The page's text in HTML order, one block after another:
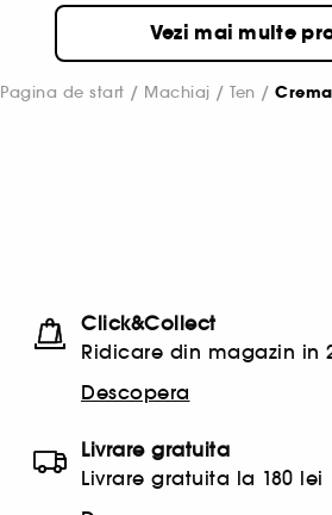
Vezi mai multe
Pagina de start Machiaj Ten
Click&Collect
Ridicare din magazin in
Descopera
Livrare gratuita
Livrare gratuita la 180 lei